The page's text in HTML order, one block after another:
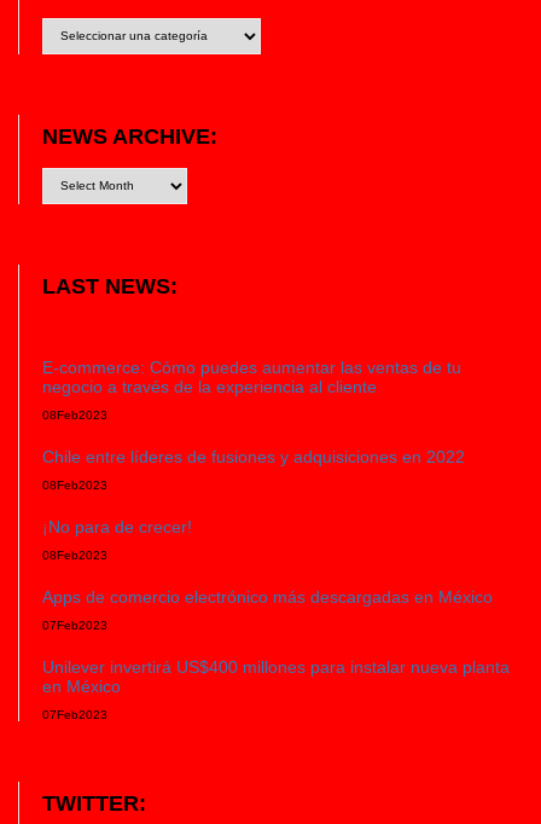
category:
NEWS ARCHIVE:
LAST NEWS:
E-commerce: Cómo puedes aumentar las ventas de tu
negocio a través de la experiencia al cliente
08Feb2023
Chile entre líderes de fusiones y adquisiciones en 2022
08Feb2023
¡No para de crecer!
08Feb2023
Apps de comercio electrónico más descargadas en México
07Feb2023
Unilever invertirá US$400 millones para instalar nueva planta
en México
07Feb2023
TWITTER: